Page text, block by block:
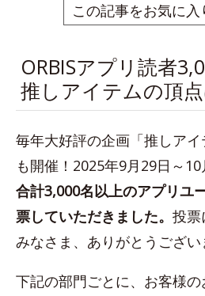
この記事をお気に入
ORBISアプリ読者
推しアイテムの頂
毎年大好評の企画「推しア
も開催！2025年9月29日～10
合計3,000名以上のアプリユ
票していただきました。 投票
みなさま、ありがとうござい
下記の部門ごとに、お客様